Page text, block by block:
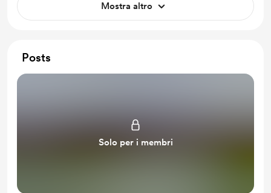
Mostra altro
Posts
Solo per i membri